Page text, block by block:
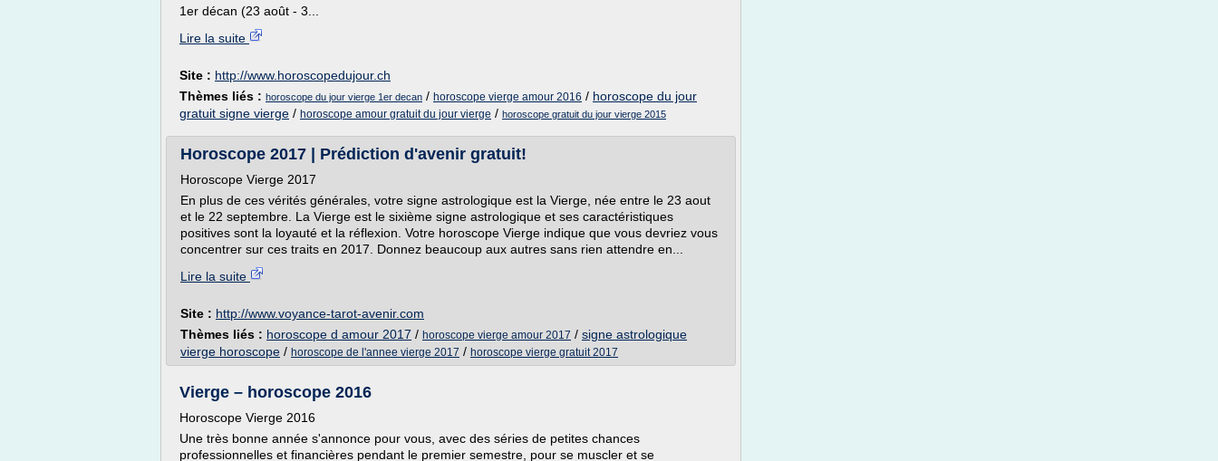
1er décan (23 août - 3...
Lire la suite
Site : http://www.horoscopedujour.ch
Thèmes liés : horoscope du jour vierge 1er decan / horoscope vierge amour 2016 / horoscope du jour
gratuit signe vierge / horoscope amour gratuit du jour vierge / horoscope gratuit du jour vierge 2015
Horoscope 2017 | Prédiction d'avenir gratuit!
Horoscope Vierge 2017
En plus de ces vérités générales, votre signe astrologique est la Vierge, née entre le 23 aout
et le 22 septembre. La Vierge est le sixième signe astrologique et ses caractéristiques
positives sont la loyauté et la réflexion. Votre horoscope Vierge indique que vous devriez vous
concentrer sur ces traits en 2017. Donnez beaucoup aux autres sans rien attendre en...
Lire la suite
Site : http://www.voyance-tarot-avenir.com
Thèmes liés : horoscope d amour 2017 / horoscope vierge amour 2017 / signe astrologique
vierge horoscope / horoscope de l'annee vierge 2017 / horoscope vierge gratuit 2017
Vierge – horoscope 2016
Horoscope Vierge 2016
Une très bonne année s'annonce pour vous, avec des séries de petites chances
professionnelles et financières pendant le premier semestre, pour se muscler et se